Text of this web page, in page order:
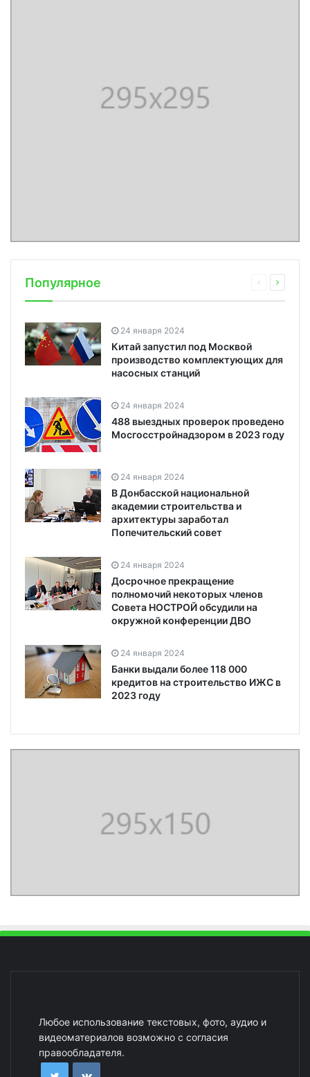
Популярное
24 января 2024
Китай запустил под Москвой
производство комплектующих для
насосных станций
24 января 2024
488 выездных проверок проведено
Мосгосстройнадзором в 2023 году
24 января 2024
В Донбасской национальной
академии строительства и
архитектуры заработал
Попечительский совет
24 января 2024
Досрочное прекращение
полномочий некоторых членов
Совета НОСТРОЙ обсудили на
окружной конференции ДВО
24 января 2024
Банки выдали более 118 000
кредитов на строительство ИЖС в
2023 году
Любое использование текстовых, фото, аудио и
видеоматериалов возможно с согласия
правообладателя.